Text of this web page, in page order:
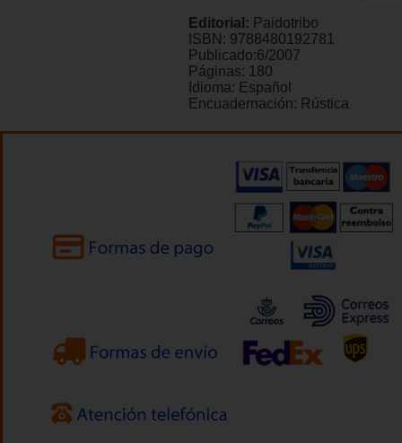
Editorial: Paidotribo
ISBN: 9788480192781
Publicado:6/2007
Páginas: 180
Idioma: Español
Encuadernación: Rústica